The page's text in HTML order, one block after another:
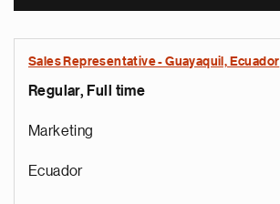
Sales Representative - Guayaquil, Ecuador
Regular, Full time
Marketing
Ecuador